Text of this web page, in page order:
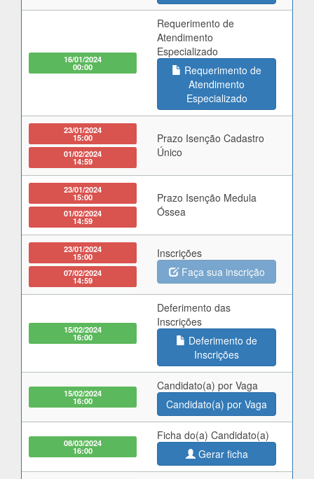
16/01/2024
00:00
Requerimento de
Atendimento
Especializado
Requerimento de
Atendimento
Especializado
23/01/2024
15:00
01/02/2024
14:59
Prazo Isenção Cadastro
Único
23/01/2024
15:00
01/02/2024
14:59
Prazo Isenção Medula
Óssea
23/01/2024
15:00
07/02/2024
14:59
Inscrições
Faça sua inscrição
15/02/2024
16:00
Deferimento das
Inscrições
Deferimento de
Inscrições
15/02/2024
16:00
Candidato(a) por Vaga
Candidato(a) por Vaga
08/03/2024
16:00
Ficha do(a) Candidato(a)
Gerar ficha